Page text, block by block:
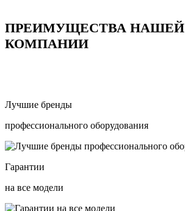
ПРЕИМУЩЕСТВА НАШЕЙ
КОМПАНИИ
Лучшие бренды
профессионального оборудования
Гарантии
на все модели